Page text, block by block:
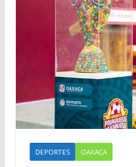
DEPORTES OAXACA